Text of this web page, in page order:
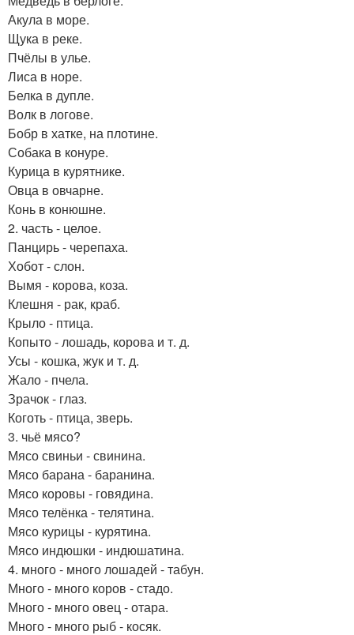
Акула в море.
Щука в реке.
Пчёлы в улье.
Лиса в норе.
Белка в дупле.
Волк в логове.
Бобр в хатке, на плотине.
Собака в конуре.
Курица в курятнике.
Овца в овчарне.
Конь в конюшне.
2. часть - целое.
Панцирь - черепаха.
Хобот - слон.
Вымя - корова, коза.
Клешня - рак, краб.
Крыло - птица.
Копыто - лошадь, корова и т. д.
Усы - кошка, жук и т. д.
Жало - пчела.
Зрачок - глаз.
Коготь - птица, зверь.
3. чьё мясо?
Мясо свиньи - свинина.
Мясо барана - баранина.
Мясо коровы - говядина.
Мясо телёнка - телятина.
Мясо курицы - курятина.
Мясо индюшки - индюшатина.
4. много - много лошадей - табун.
Много - много коров - стадо.
Много - много овец - отара.
Много - много рыб - косяк.